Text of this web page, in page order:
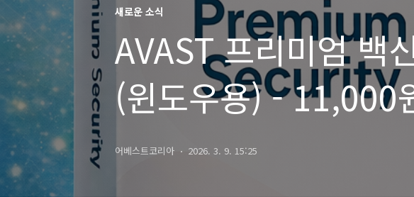
새로운 소식
AVAST 프리미엄 백
(윈도우용) - 11,000
보안 지금이 기회
어베스트코리아 2026. 3. 9. 15:25